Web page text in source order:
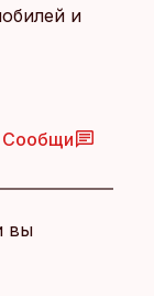
и
Сообщи
вы